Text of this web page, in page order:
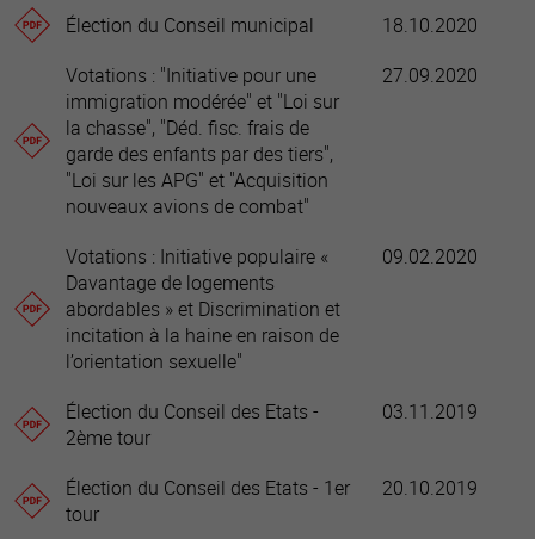
Élection du Conseil municipal
18.10.2020
Votations : "Initiative pour une
immigration modérée" et "Loi sur
la chasse", "Déd. fisc. frais de
garde des enfants par des tiers",
"Loi sur les APG" et "Acquisition
nouveaux avions de combat"
27.09.2020
Votations : Initiative populaire «
Davantage de logements
abordables » et Discrimination et
incitation à la haine en raison de
l’orientation sexuelle"
09.02.2020
Élection du Conseil des Etats -
2ème tour
03.11.2019
Élection du Conseil des Etats - 1er
tour
20.10.2019